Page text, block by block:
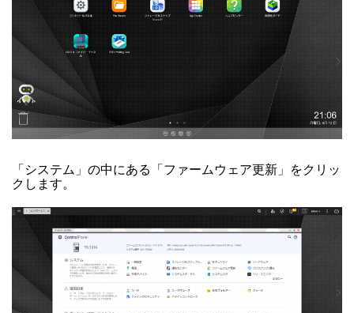
「システム」の中にある「ファームウェア更新」をクリッ
クします。